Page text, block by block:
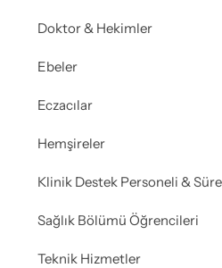
Doktor & Hekimler
Ebeler
Eczacılar
Hemşireler
Klinik Destek Personeli &
Sağlık Bölümü Öğrencileri
Teknik Hizmetler